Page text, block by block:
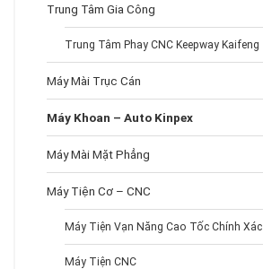
Trung Tâm Gia Công
Trung Tâm Phay CNC Keepway Kaifeng
Máy Mài Trục Cán
Máy Khoan – Auto Kinpex
Máy Mài Mặt Phẳng
Máy Tiện Cơ – CNC
Máy Tiện Vạn Năng Cao Tốc Chính Xác
Máy Tiện CNC